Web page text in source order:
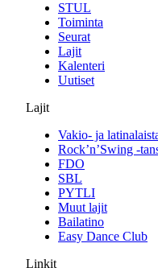
STUL
Toiminta
Seurat
Lajit
Kalenteri
Uutiset
Lajit
Vakio- ja
Rock’n’Swing -
FDO
SBL
PYTLI
Muut lajit
Bailatino
Easy Dance Club
Linkit